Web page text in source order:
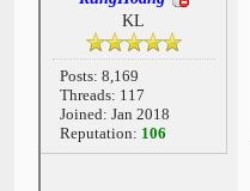
KL
Posts: 8,169
Threads: 117
Joined: Jan 2018
Reputation: 106